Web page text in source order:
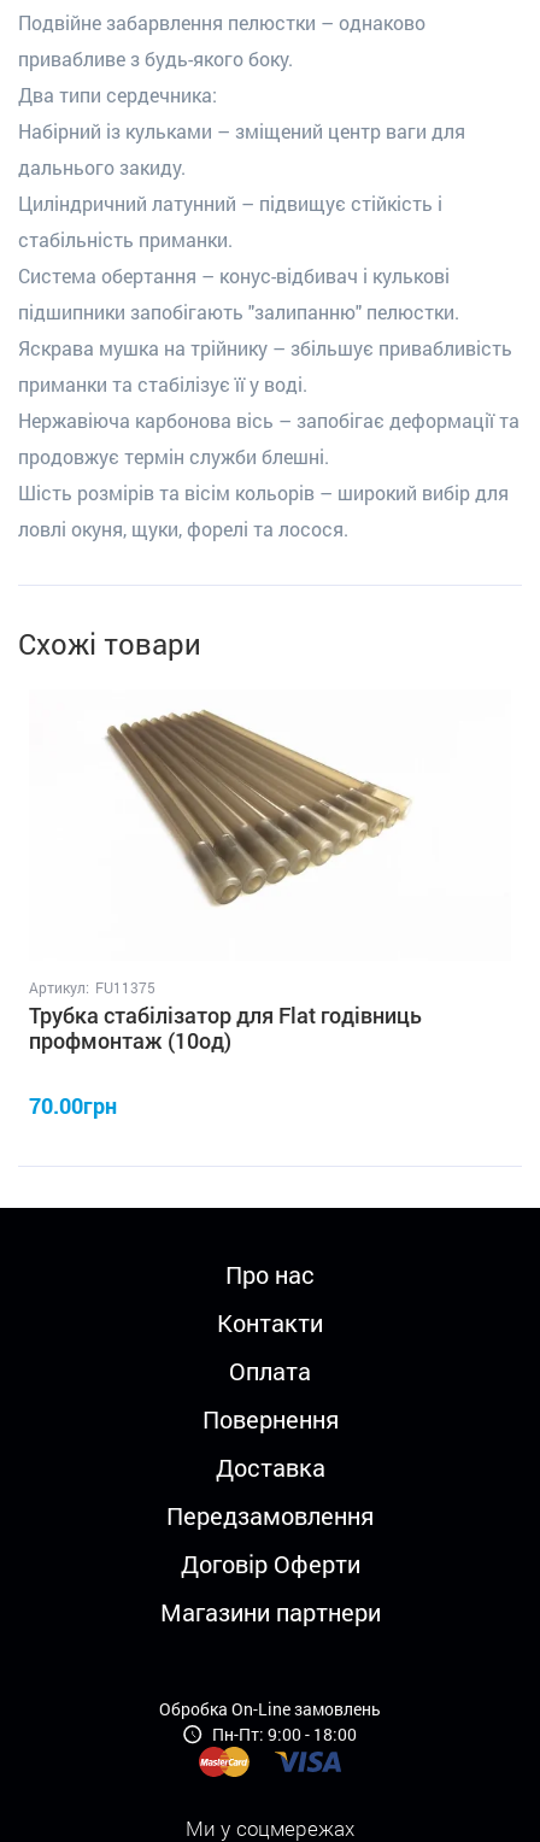
Подвійне забарвлення пелюстки – однаково
привабливе з будь-якого боку.
Два типи сердечника:
Набірний із кульками – зміщений центр ваги для
дальнього закиду.
Циліндричний латунний – підвищує стійкість і
стабільність приманки.
Система обертання – конус-відбивач і кулькові
підшипники запобігають "залипанню" пелюстки.
Яскрава мушка на трійнику – збільшує привабливість
приманки та стабілізує її у воді.
Нержавіюча карбонова вісь – запобігає деформації та
продовжує термін служби блешні.
Шість розмірів та вісім кольорів – широкий вибір для
ловлі окуня, щуки, форелі та лосося.
Схожі товари
Артикул: FU11375
Трубка стабілізатор для Flat годівниць
профмонтаж (10од)
70.00грн
Про нас
Контакти
Оплата
Повернення
Доставка
Передзамовлення
Договір Оферти
Магазини партнери
Обробка On-Line замовлень
Пн-Пт: 9:00 - 18:00
Ми у соцмережах